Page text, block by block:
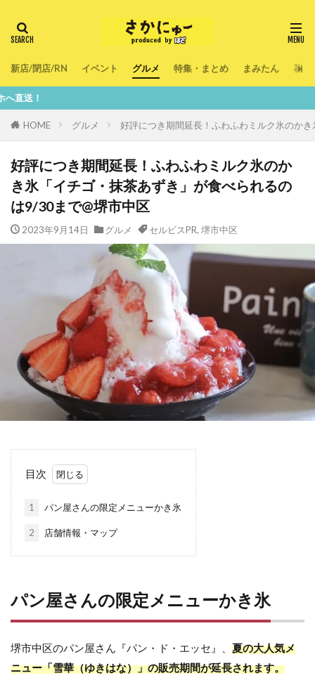
新店/閉店/RN イベント グルメ 特集・まとめ まみたん 暮ら
HOME グルメ 好評につき期間延長！ふわふわミルク氷のか
好評につき期間延長！ふわふわミルク氷のか
き氷「イチゴ・抹茶あずき」が食べられるの
は9/30まで@堺市中区
2023年9月14日 グルメ セルビスPR, 堺市中区
目次
1 パン屋さんの限定メニューかき氷
2 店舗情報・マップ
パン屋さんの限定メニューかき氷
堺市中区のパン屋さん『パン・ド・エッセ』、 夏の大人気メ
ニュー「雪華（ゆきはな）」の販売期間が延長されます。